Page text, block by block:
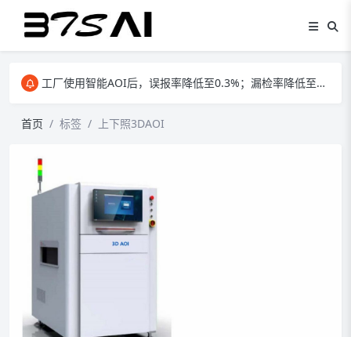
工厂使用智能AOI后，误报率降低至0.3%；漏检率降低至0%；人工成本降低2/3
智能AOI,通过AI算法，实现智能编程，大大提高AOI工位效率
首页 标签 上下照3DAOI